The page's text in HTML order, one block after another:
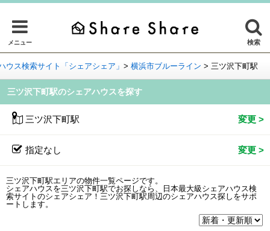
メニュー 検索
ウス検索サイト「シェアシェア」 > 横浜市ブルーライン > 三ツ沢下町駅
三ツ沢下町駅のシェアハウスを探す
三ツ沢下町駅
指定なし
三ツ沢下町駅エリアの物件一覧ページです。
シェアハウスを三ツ沢下町駅でお探しなら、日本最大級シェアハウス検
索サイトのシェアシェア！三ツ沢下町駅周辺のシェアハウス探しをサポ
ートします。